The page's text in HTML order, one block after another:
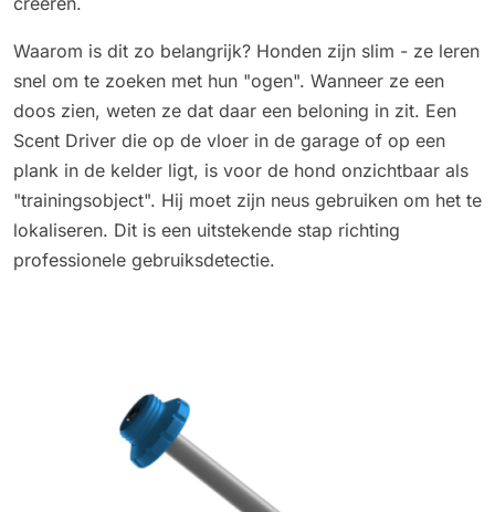
Waarom is dit zo belangrijk? Honden zijn slim - ze leren
snel om te zoeken met hun "ogen". Wanneer ze een
doos zien, weten ze dat daar een beloning in zit. Een
Scent Driver die op de vloer in de garage of op een
plank in de kelder ligt, is voor de hond onzichtbaar als
"trainingsobject". Hij moet zijn neus gebruiken om het te
lokaliseren. Dit is een uitstekende stap richting
professionele gebruiksdetectie.